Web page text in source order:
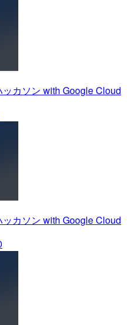
ッカソン with Google Cloud
ッカソン with Google Cloud